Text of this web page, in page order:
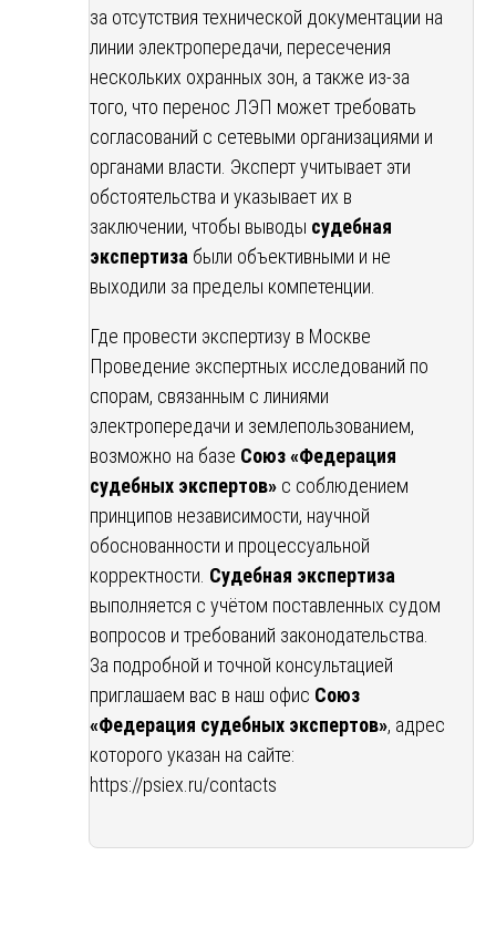
за отсутствия технической документации на
линии электропередачи, пересечения
нескольких охранных зон, а также из-за
того, что перенос ЛЭП может требовать
согласований с сетевыми организациями и
органами власти. Эксперт учитывает эти
обстоятельства и указывает их в
заключении, чтобы выводы судебная
экспертиза были объективными и не
выходили за пределы компетенции.
Где провести экспертизу в Москве
Проведение экспертных исследований по
спорам, связанным с линиями
электропередачи и землепользованием,
возможно на базе Союз «Федерация
судебных экспертов» с соблюдением
принципов независимости, научной
обоснованности и процессуальной
корректности. Судебная экспертиза
выполняется с учётом поставленных судом
вопросов и требований законодательства.
За подробной и точной консультацией
приглашаем вас в наш офис Союз
«Федерация судебных экспертов», адрес
которого указан на сайте:
https://psiex.ru/contacts